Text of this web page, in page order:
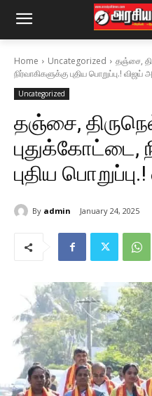
Home Uncategorized
தஞ்சை,
நிர்வாகிகளுக்கு புதிய பொறுப்பு.! விஜய்
Uncategorized
தஞ்சை,
புதுக்கோட்டை,
புதிய
By admin January 24, 2025